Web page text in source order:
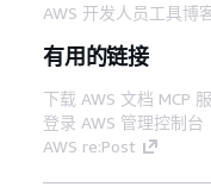
AWS 开发人员工具博
有用的链接
下载 AWS 文档 MCP
登录 AWS 管理控制台
AWS re:Post